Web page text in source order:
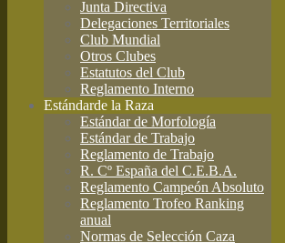
Junta Directiva
Delegaciones Territoriales
Club Mundial
Otros Clubes
Estatutos del Club
Reglamento Interno
Estándarde la Raza
Estándar de Morfología
Estándar de Trabajo
Reglamento de Trabajo
R. Cº España del C.E.B.A.
Reglamento Campeón Absoluto
Reglamento Trofeo Ranking
anual
Normas de Selección Caza